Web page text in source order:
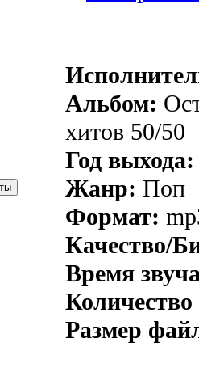
Альбом:
хитов 50/50
Год выхода:
Жанр: Поп
Формат:
Качество/
Время
Размер